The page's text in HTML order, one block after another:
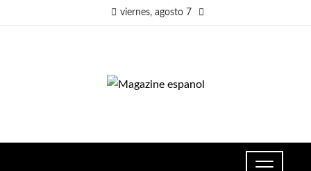
viernes, agosto 7